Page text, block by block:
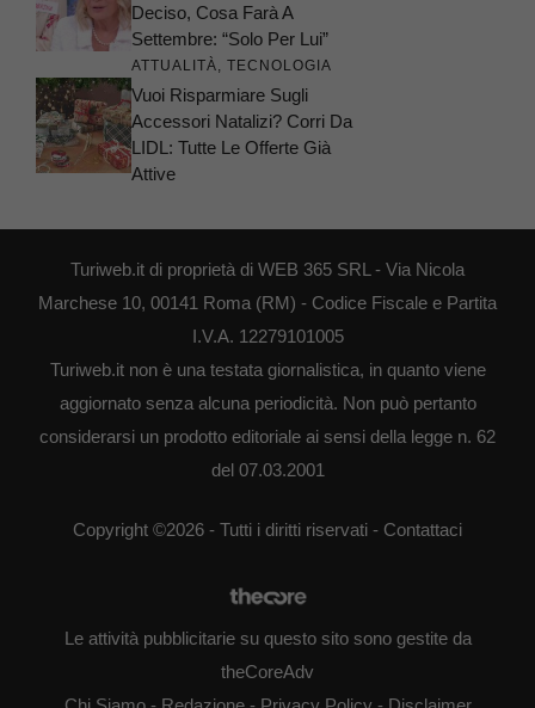
Deciso, Cosa Farà A
Settembre: “Solo Per Lui”
ATTUALITÀ, TECNOLOGIA
Vuoi Risparmiare Sugli
Accessori Natalizi? Corri Da
LIDL: Tutte Le Offerte Già
Attive
Turiweb.it di proprietà di WEB 365 SRL - Via Nicola
Marchese 10, 00141 Roma (RM) - Codice Fiscale e Partita
I.V.A. 12279101005
Turiweb.it non è una testata giornalistica, in quanto viene
aggiornato senza alcuna periodicità. Non può pertanto
considerarsi un prodotto editoriale ai sensi della legge n. 62
del 07.03.2001
Copyright ©2026 - Tutti i diritti riservati - Contattaci
Le attività pubblicitarie su questo sito sono gestite da
theCoreAdv